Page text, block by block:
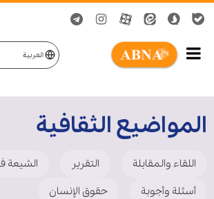
العربية
المواضيع الثقافية
اللقاء والمقابلة التقریر
الشیعة
أسئلة وأجوبة
حقوق الإنسان